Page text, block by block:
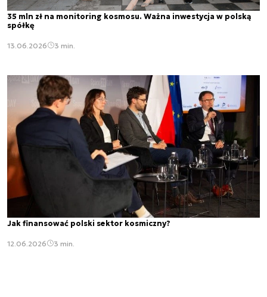
35 mln zł na monitoring kosmosu. Ważna inwestycja w polską
spółkę
13.06.2026 3 min.
Jak finansować polski sektor kosmiczny?
12.06.2026 3 min.